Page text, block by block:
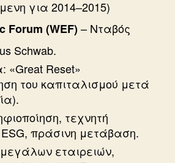
για 2014–2015)
Forum (WEF)– Νταβός
Schwab.
Reset»
του καπιταλισμού μετά
τεχνητή
πράσινη μετάβαση.
εταιρειών,